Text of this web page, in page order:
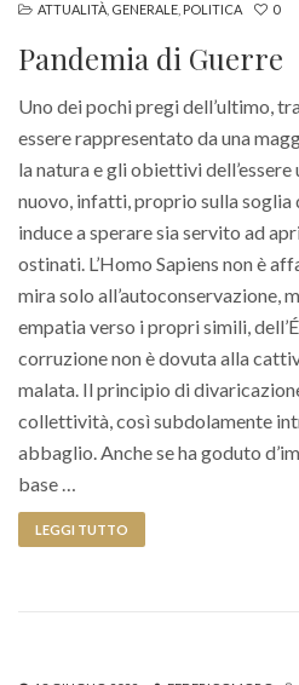
ATTUALITÀ GENERALE POLITICA 0
Pandemia di Guerre
Uno dei pochi pregi dell’ultimo,
essere rappresentato da una
la natura e gli obiettivi dell’essere
nuovo, infatti, proprio sulla soglia
induce a sperare sia servito ad
ostinati. L’Homo Sapiens non è
mira solo all’autoconservazione,
empatia verso i propri simili,
corruzione non è dovuta alla
malata. Il principio di
collettività, così subdolamente
abbaglio. Anche se ha goduto
base …
LEGGI TUTTO